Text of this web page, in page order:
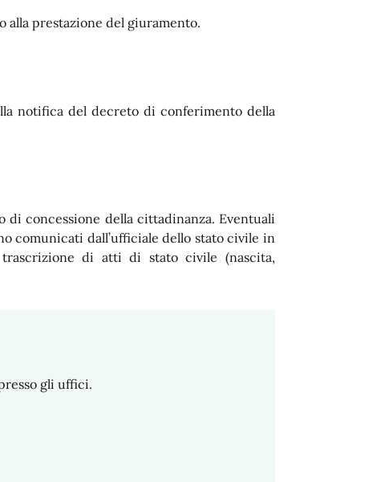
alla prestazione del giuramento.
notifica del decreto di conferimento della
di concessione della cittadinanza. Eventuali
comunicati dall’ufficiale dello stato civile in
di atti di stato civile (nascita,
gli uffici.